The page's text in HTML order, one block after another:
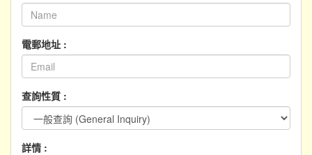
電郵地址 :
查詢性質 :
詳情 :